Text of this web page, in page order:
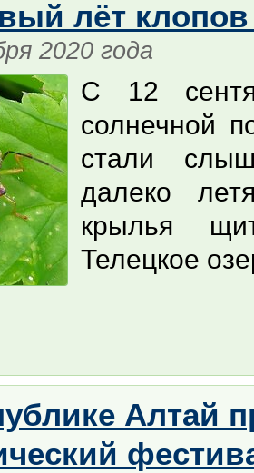
лёт
2020 года
С 12
солнечной
стали
далеко
крылья
Телецкое
Алтай